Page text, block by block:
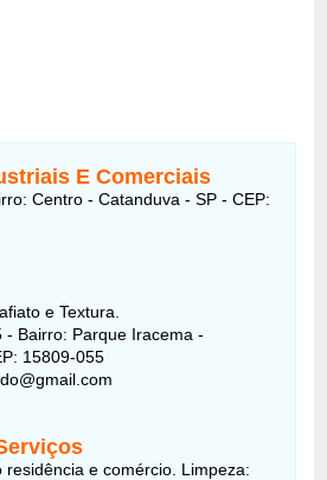
E Comerciais
Centro - Catanduva - SP - CEP:
e Textura.
- Bairro: Parque Iracema -
15809-055
residência e comércio. Limpeza: